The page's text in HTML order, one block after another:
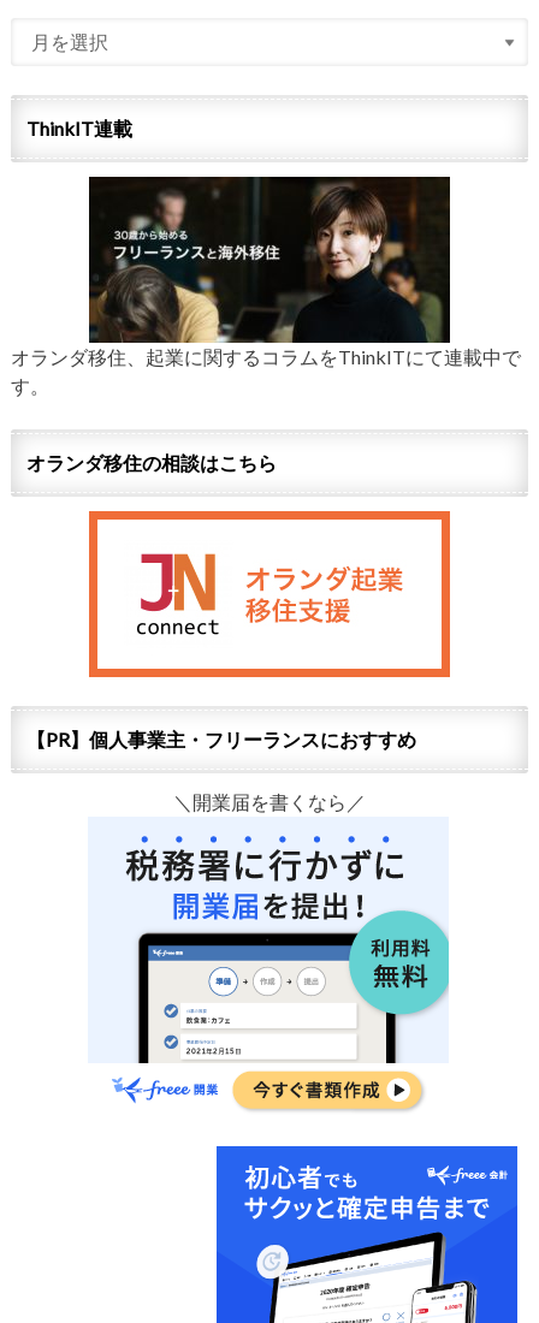
ThinkIT連載
オランダ移住、起業に関するコラムをThinkITにて連載中で
す。
オランダ移住の相談はこちら
【PR】個人事業主・フリーランスにおすすめ
＼開業届を書くなら／